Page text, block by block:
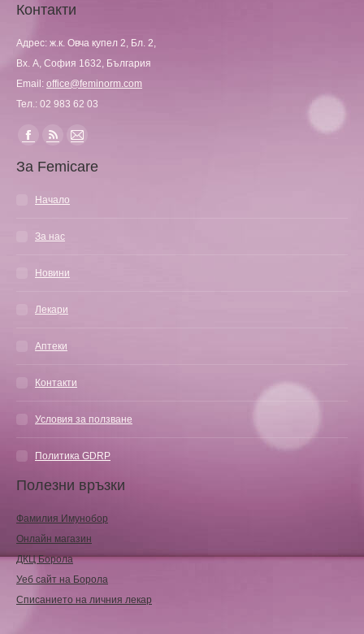
Контакти
Адрес: ж.к. Овча купел 2, Бл. 2,
Вх. А, София 1632, България
Email: office@feminorm.com
Тел.: 02 983 62 03
Find us on:
Facebook
page
in
Rss
page
in
Mail
page
За Femicare
Начало
За нас
Новини
Лекари
Аптеки
Контакти
Условия за ползване
Политика GDRP
Полезни връзки
Фамилия Имунобор
Онлайн магазин
ДКЦ Борола
Уеб сайт на Борола
Списанието на личния лекар